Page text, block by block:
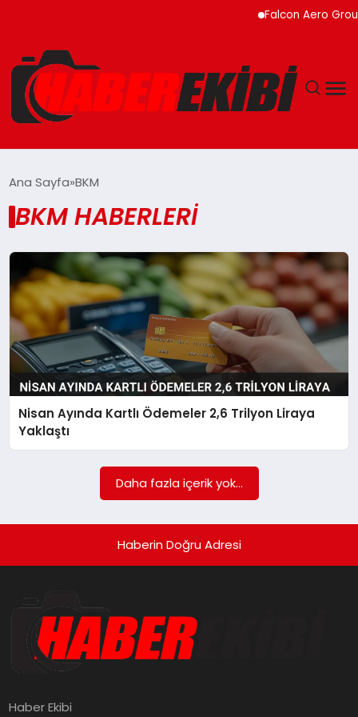
Falcon Aero
GÜNCEL
EĞITIM
EKONOMI
MAGAZIN
SAĞLIK
SPOR
Ana Sayfa BKM
BKM HABERLERI
Nisan Ayında Kartlı Ödemeler 2,6 Trilyon Liraya
Yaklaştı
Daha fazla içerik yok...
Haberin Doğru Adresi
Haber Ekibi